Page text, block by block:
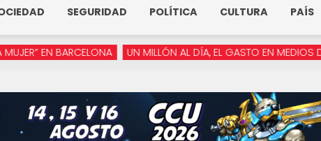
SEGURIDAD POLÍTICA CULTURA PAÍS
UN MILLÓN AL DÍA, EL GASTO EN MEDIOS DE ARMENTA